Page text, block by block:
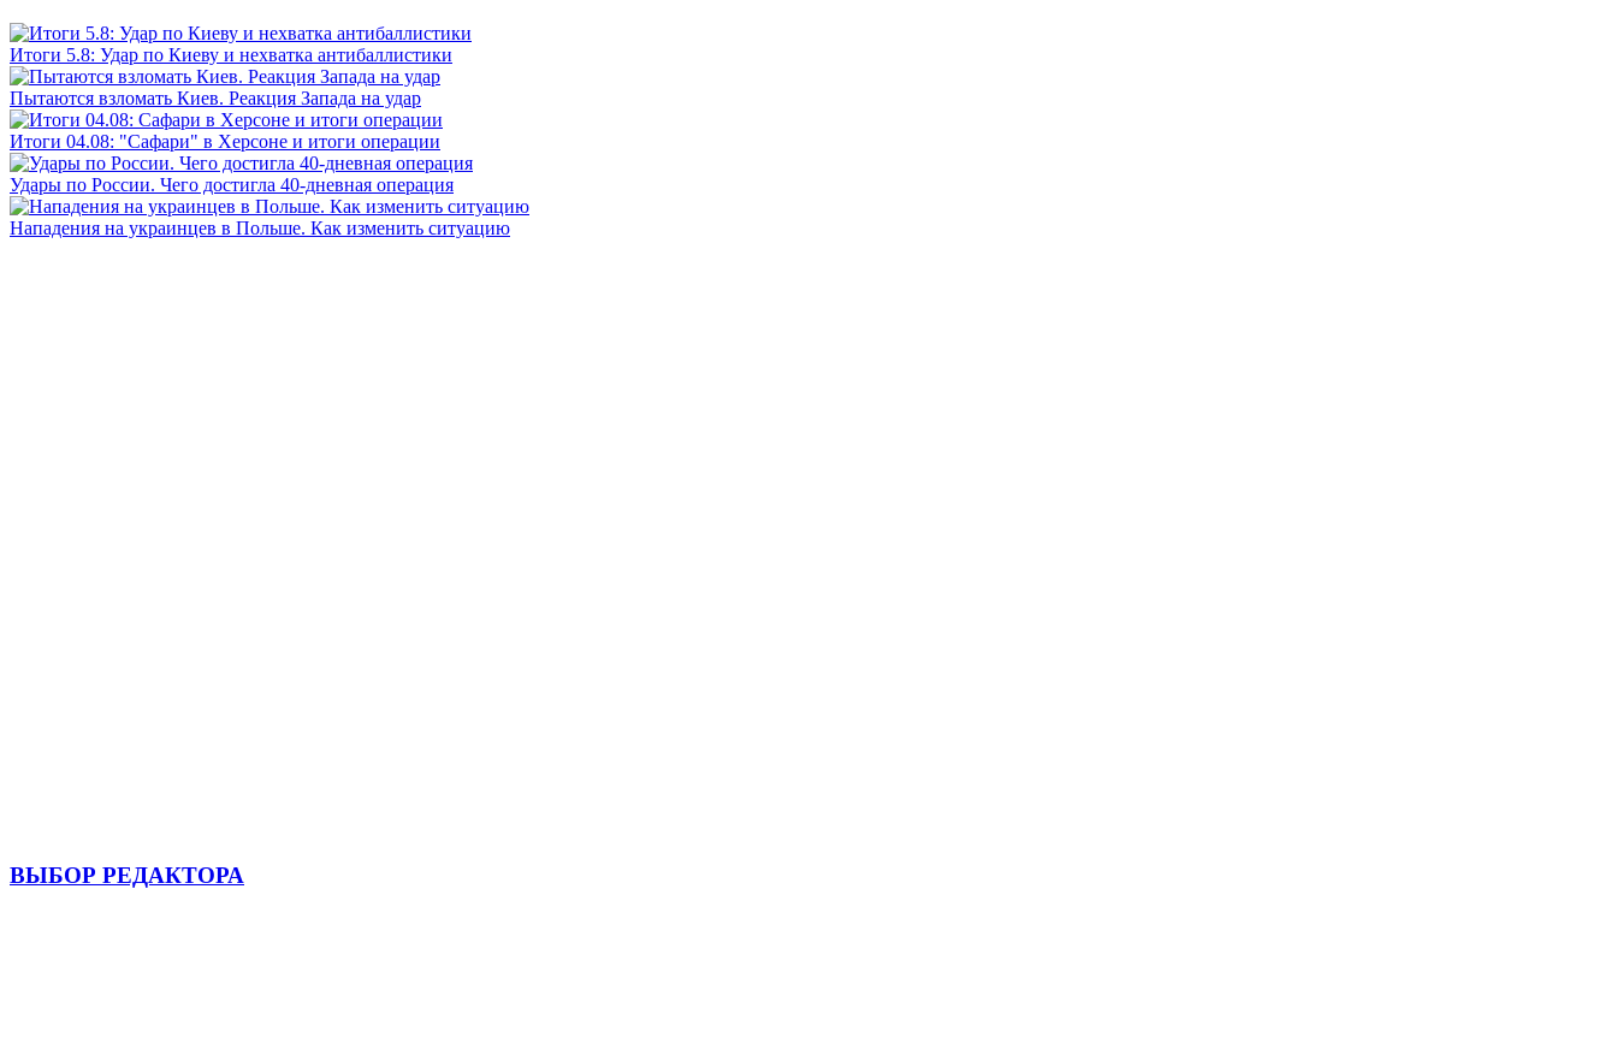
Итоги 5.8: Удар по Киеву и нехватка антибаллистики
Пытаются взломать Киев. Реакция Запада на удар
Итоги 04.08: "Сафари" в Херсоне и итоги операции
Удары по России. Чего достигла 40-дневная операция
Нападения на украинцев в Польше. Как изменить ситуацию
ВЫБОР РЕДАКТОРА